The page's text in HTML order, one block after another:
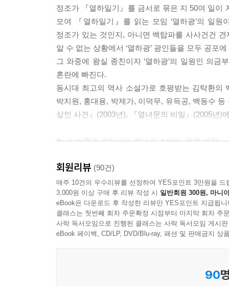
같다. 지금부터 무슨 일을 하든지, 지금까지보다
--- pp.287~288
정조가 『열하일기』를 금서로 묶은 지 50여 일이
모여 『열하일기』를 읽는 모임 ‘열하광’의 일
정조가 있는 것인지, 아니면 백탑파를 사사건건
알 수 없는 상황에서 ‘열하광’ 광인들을 모두 공포
그 와중에 왕실 종친이자 ‘열하광’의 일원인 의
혼란에 빠진다.
동시대 최고의 역사 소설가로 호평받는 김탁환
박지원, 홍대용, 박제가, 이덕무, 유득공, 백동수
살인 사건』(2003년), 『열녀문의 비밀』(2005년)
▶ 조선 후기 정치사의 최대 미스터리, 문체 반정
멀리하고 전통적 고문(古文)을 모범으로 삼도록
지지를 받았던 박지원의 『열하일기(熱河日記)
후기 문예 부흥의 싹은 짓밟혔고, 정조는 점차 개
▶ 단순한 추리 소설이 아니라 역사의 흐름 속에 재
백탑파 연작은 18세기 조선을 배경으로 한다.
세력이 나라의 운명을 놓고 벌이는 한 판 승부를
회원리뷰 (90건)
매주 10건의 우수리뷰를 선정하여 YES포인트 3만원을 드
3,000원 이상 구매 후 리뷰 작성 시 일반회원 300원, 마니
eBook은 다운로드 후 작성한 리뷰만 YES포인트 지급됩니
클래스는 첫번째 회차 주문확정 시점부터 마지막 회차 주
사락 독서모임으로 진행된 클래스는 사락 독서모임 게시
eBook 페이백, CD/LP, DVD/Blu-ray, 패션 및 판매금지 상
90